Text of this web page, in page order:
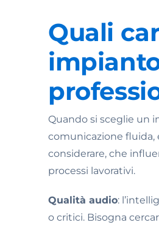
Quali
Quando si sceglie un
comunicazione fluida,
considerare, che
processi lavorativi.
Qualità audio:
o critici. Bisogna